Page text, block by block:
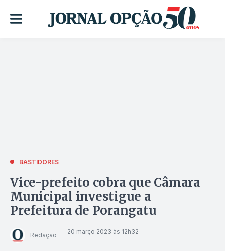
BASTIDORES
Vice-prefeito cobra que Câmara
Municipal investigue a
Prefeitura de Porangatu
Redação 20 março 2023 às 12h32